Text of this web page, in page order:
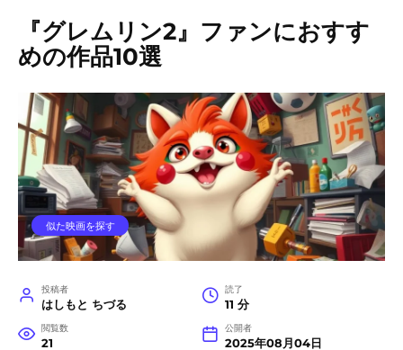
『グレムリン2』ファンにおすす
めの作品10選
似た映画を探す
投稿者
はしもと ちづる
読了
11 分
閲覧数
21
公開者
2025年08月04日